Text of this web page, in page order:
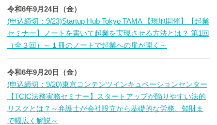
令和6年9月24日（金）
(申込締切：9/23)Startup Hub Tokyo TAMA 【現地開催】【起業
セミナー】ノートを書いて起業を実現させる方法とは？ 第1回
（全３回）～１冊のノートで起業への扉が開く～
令和6年9月20日（金）
(申込締切：9/20)東京コンテンツインキュベーションセンター
【TCIC法務実務セミナー】スタートアップが陥りやすい法的
リスクとは？～弁護士が会社設立から基礎的な労務、知財ま
で幅広く解説～